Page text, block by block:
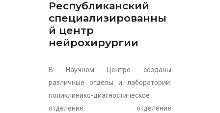
Республиканский
специализированны
й центр
нейрохирургии
В Научном Центре созданы
различные отделы и лаборатории:
поликлинико-диагностическое
отделение, отделение